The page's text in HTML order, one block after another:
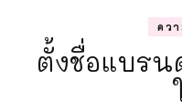
คว
ตั้งชื่อแบรน